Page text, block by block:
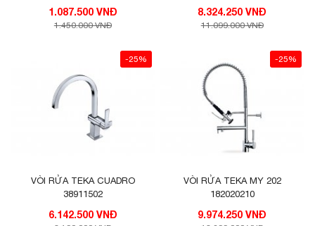
1.087.500 VNĐ
1.450.000 VNĐ
8.324.250 VNĐ
11.099.000 VNĐ
-25%
VÒI RỬA TEKA CUADRO
38911502
6.142.500 VNĐ
-25%
VÒI RỬA TEKA MY 202
182020210
9.974.250 VNĐ